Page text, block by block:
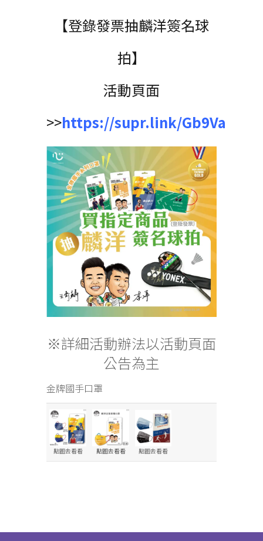
【登錄發票抽麟洋簽名球
拍】
活動頁面
>>https://supr.link/Gb9Va
※詳細活動辦法以活動頁面
公告為主
金牌國手口罩
點圖去看看 點圖去看看 點圖去看看